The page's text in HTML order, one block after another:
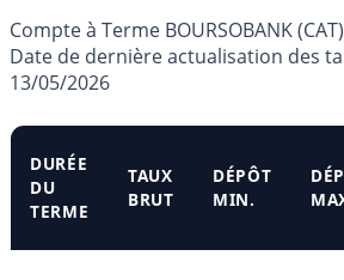
Compte à Terme BOURSOBANK (CAT)
Date de dernière actualisation des
13/05/2026
DURÉE
DU
TERME
TAUX
BRUT
DÉPÔT
MIN.